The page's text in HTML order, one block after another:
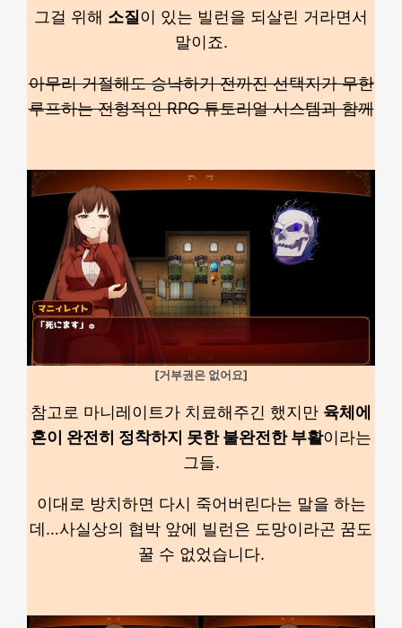
그걸 위해 소질 이 있는 빌런을 되살린 거라면서
말이죠.
아무리 거절해도 승낙하기 전까진 선택지가 무한
루프하는 전형적인 RPG 튜토리얼 시스템과 함께
[거부권은 없어요]
참고로 마니레이트가 치료해주긴 했지만 육체에
혼이 완전히 정착하지 못한 불완전한 부활이라는
그들.
이대로 방치하면 다시 죽어버린다는 말을 하는
데…사실상의 협박 앞에 빌런은 도망이라곤 꿈도
꿀 수 없었습니다.